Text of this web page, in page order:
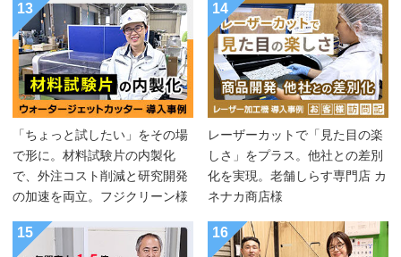
13
「ちょっと試したい」をその場
で形に。材料試験片の内製化
で、外注コスト削減と研究開発
の加速を両立。フジクリーン様
14
レーザーカットで「見た目の楽
しさ」をプラス。他社との差別
化を実現。老舗しらす専門店 カ
ネナカ商店様
15 16